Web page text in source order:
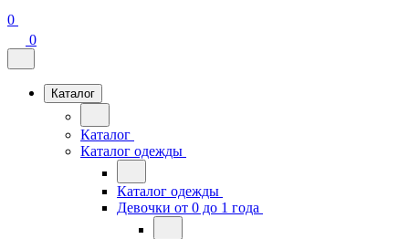
0
0
Каталог
Каталог
Каталог одежды
Каталог одежды
Девочки от 0 до 1 года